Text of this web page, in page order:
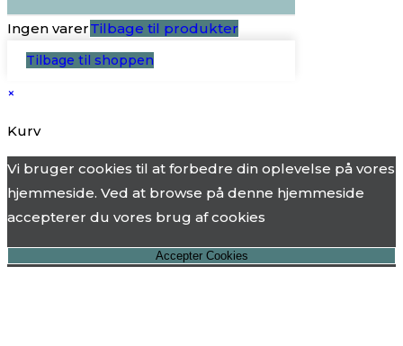
Ingen varerTilbage til produkter
Tilbage til shoppen
×
Kurv
Vi bruger cookies til at forbedre din oplevelse på vores
hjemmeside. Ved at browse på denne hjemmeside
accepterer du vores brug af cookies
Accepter Cookies